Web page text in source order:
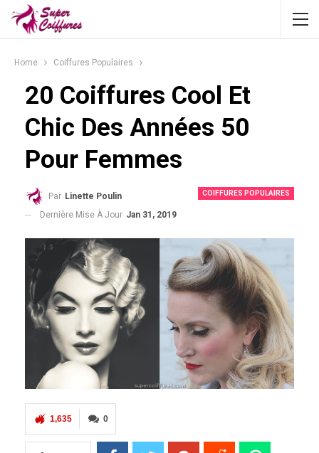
Home Coiffures Populaires
20 Coiffures Cool Et
Chic Des Années 50
Pour Femmes
COIFFURES POPULAIRES
Par Linette Poulin
Dernière Mise À Jour Jan 31, 2019
0
1,635